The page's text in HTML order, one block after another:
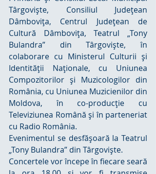
Târgovişte, Consiliul Judeţean
Dâmboviţa, Centrul Judeţean de
Cultură Dâmboviţa, Teatrul „Tony
Bulandra” din Târgovişte, în
colaborare cu Ministerul Culturii şi
Identităţii Naţionale, cu Uniunea
Compozitorilor şi Muzicologilor din
România, cu Uniunea Muzicienilor din
Moldova, în co-producţie cu
Televiziunea Română şi în parteneriat
cu Radio România.
Evenimentul se desfăşoară la Teatrul
„Tony Bulandra” din Târgovişte.
Concertele vor începe în fiecare seară